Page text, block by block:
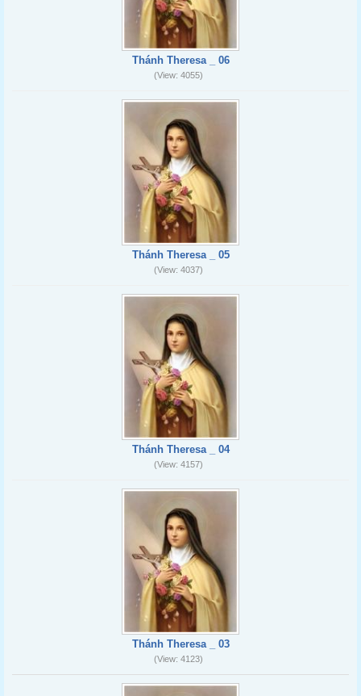
Thánh Theresa _ 06
(View: 4055)
Thánh Theresa _ 05
(View: 4037)
Thánh Theresa _ 04
(View: 4157)
Thánh Theresa _ 03
(View: 4123)